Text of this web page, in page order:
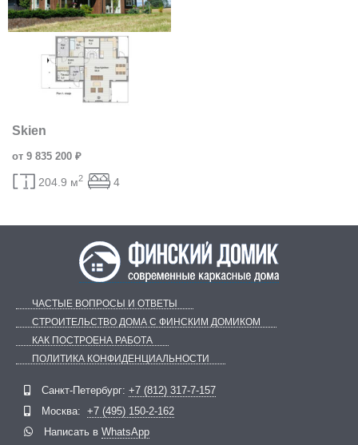
Skien
от 9 835 200 ₽
204.9 м2 4
ЧАСТЫЕ ВОПРОСЫ И ОТВЕТЫ
СТРОИТЕЛЬСТВО ДОМА С ФИНСКИМ ДОМИКОМ
КАК ПОСТРОЕНА РАБОТА
ПОЛИТИКА КОНФИДЕНЦИАЛЬНОСТИ
Санкт-Петербург: +7 (812) 317-7-157
Москва: +7 (495) 150-2-162
Написать в WhatsApp